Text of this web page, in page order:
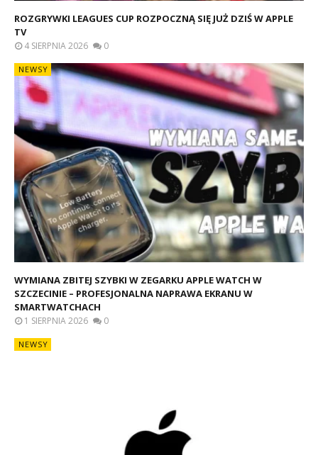
ROZGRYWKI LEAGUES CUP ROZPOCZNĄ SIĘ JUŻ DZIŚ W APPLE
TV
4 SIERPNIA 2026 0
NEWSY
WYMIANA ZBITEJ SZYBKI W ZEGARKU APPLE WATCH W
SZCZECINIE – PROFESJONALNA NAPRAWA EKRANU W
SMARTWATCHACH
1 SIERPNIA 2026 0
NEWSY